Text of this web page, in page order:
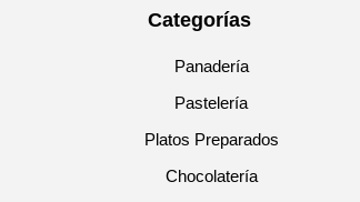
Categorías
Panadería
Pastelería
Platos Preparados
Chocolatería